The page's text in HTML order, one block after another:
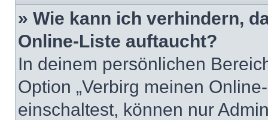
» Wie kann ich verhindern,
Online-Liste auftaucht?
In deinem persönlichen
Option „Verbirg meinen
einschaltest, können nur